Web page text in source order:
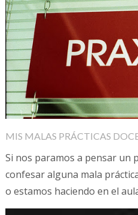
MIS MALAS PRÁCTICAS
Si nos paramos a pensar un
confesar alguna mala
o estamos haciendo en el